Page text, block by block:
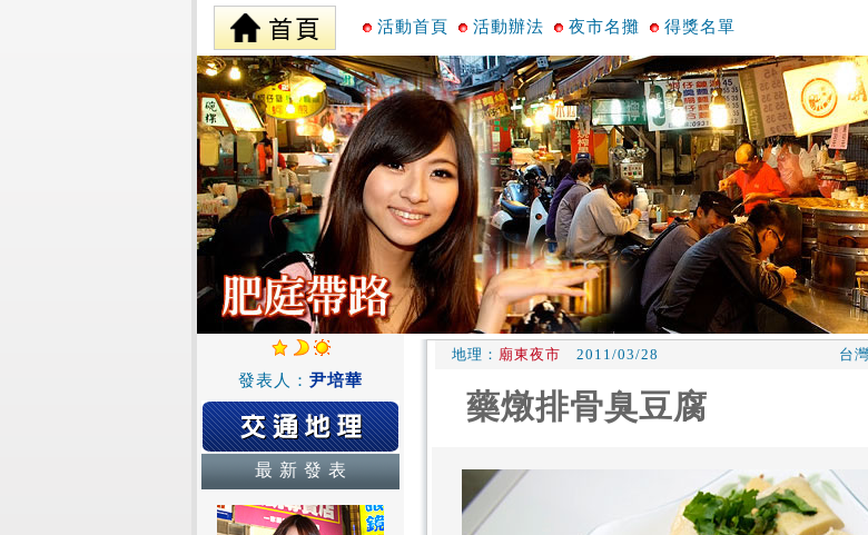
活動首頁 活動辦法 夜市名攤 得獎名單
發表人： 尹培華
最 新 發 表
地理： 廟東夜市 2011/03/28 台
藥燉排骨臭豆腐